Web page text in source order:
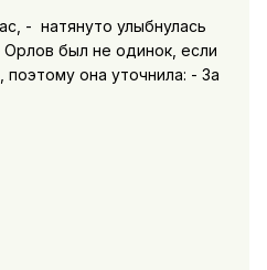
- натянуто улыбнулась
был не одинок, если
она уточнила: - 3а